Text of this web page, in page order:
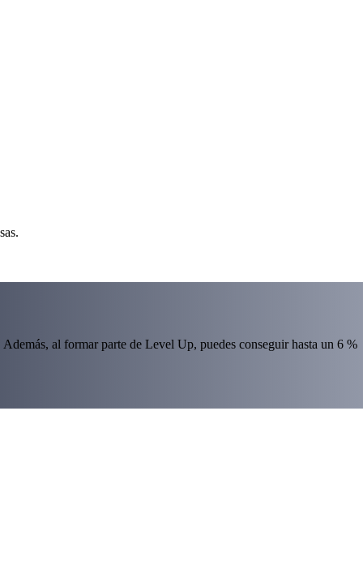
al formar parte de Level Up, puedes conseguir hasta un 6 %